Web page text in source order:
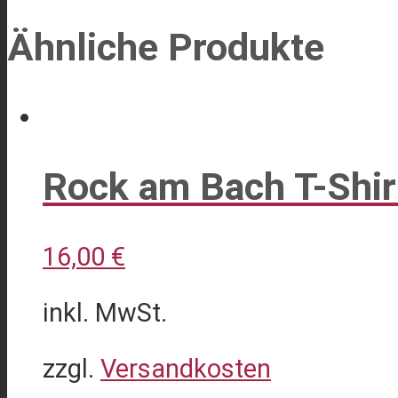
Ähnliche Produkte
Rock am Bach T-
16,00 €
inkl. MwSt.
zzgl. Versandkosten